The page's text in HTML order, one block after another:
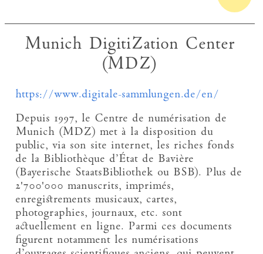
Munich DigitiZation Center
(MDZ)
https://www.digitale-sammlungen.de/en/
Depuis 1997, le Centre de numérisation de
Munich (MDZ) met à la disposition du
public, via son site internet, les riches fonds
de la Bibliothèque d’État de Bavière
(Bayerische StaatsBibliothek ou BSB). Plus de
2'700'000 manuscrits, imprimés,
enregistrements musicaux, cartes,
photographies, journaux, etc. sont
actuellement en ligne. Parmi ces documents
figurent notamment les numérisations